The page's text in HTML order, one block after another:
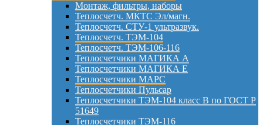
Монтаж, фильтры, наборы
Теплосчетч. МКТС Эл/магн.
Теплосчетч. СТУ-1 ультразвук.
Теплосчетч. ТЭМ-104
Теплосчетч. ТЭМ-106-116
Теплосчетчики МАГИКА А
Теплосчетчики МАГИКА Е
Теплосчетчики МАРС
Теплосчетчики Пульсар
Теплосчетчики ТЭМ-104 класс B по ГОСТ Р
51649
Теплосчетчики ТЭМ-116